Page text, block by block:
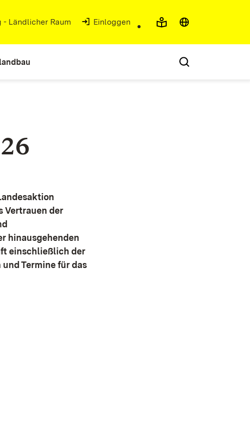
Ländlicher Raum (Öffnet in neuem Fenster)
Einloggen
Vertrauen der
hinausgehenden
einschließlich der
Termine für das